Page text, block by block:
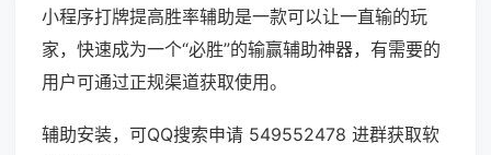
小程序打牌提高胜率辅助是一款可以让一直输的玩
家，快速成为一个“必胜”的输赢辅助神器，有需要的
用户可通过正规渠道获取使用。
辅助安装，可QQ搜索申请 549552478 进群获取软